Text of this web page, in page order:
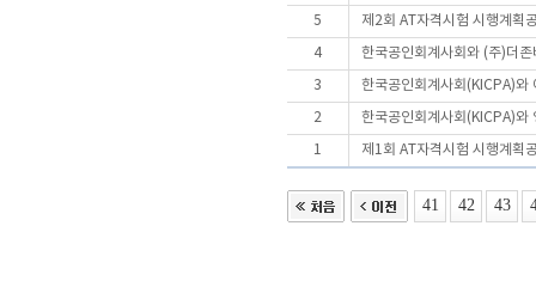
5 제2회 AT자격시험 시행계획
4 한국공인회계사회와 (주)더
3 한국공인회계사회(KICPA)와
2 한국공인회계사회(KICPA)와
1 제1회 AT자격시험 시행계획
41 42 43